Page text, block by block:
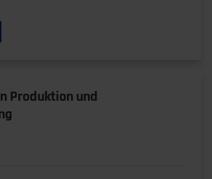
Produktion und